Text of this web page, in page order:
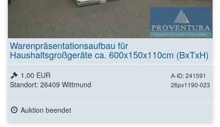
Warenpräsentationsaufbau für
Haushaltsgroßgeräte ca. 600x150x110cm (BxTxH)
A-ID: 241591
26pv1190-023
1,00 EUR
Standort: 26409 Wittmund
Auktion beendet